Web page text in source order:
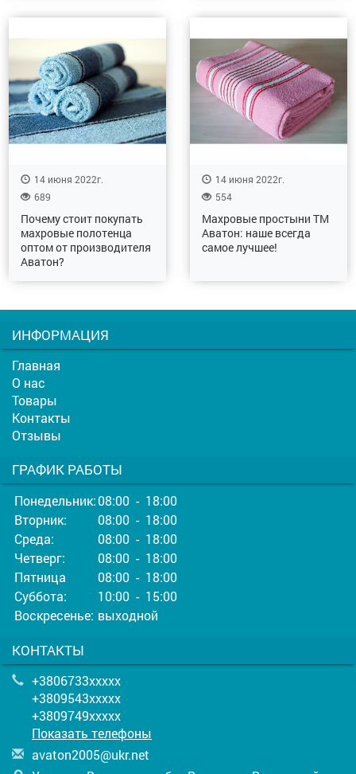
14 июня 2022г.
689
Почему стоит покупать
махровые полотенца
оптом от производителя
Аватон?
14 июня 2022г.
554
Махровые простыни ТМ
Аватон: наше всегда
самое лучшее!
ИНФОРМАЦИЯ
Главная
О нас
Товары
Контакты
Отзывы
ГРАФИК РАБОТЫ
Понедельник:08:00 - 18:00
Вторник:
08:00 - 18:00
Среда:
08:00 - 18:00
Четверг:
08:00 - 18:00
Пятница
08:00 - 18:00
Суббота:
10:00 - 15:00
Воскресенье: выходной
КОНТАКТЫ
+3806733xxxxx
+3809543xxxxx
+3809749xxxxx
Показать телефоны
avaton2005@ukr.net